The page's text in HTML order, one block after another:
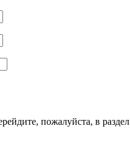
пожалуйста, в раздел